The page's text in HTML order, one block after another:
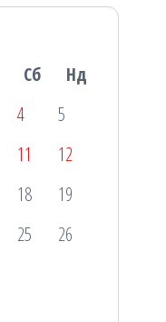
Сб
Нд
4
5
11
12
18
19
25
26